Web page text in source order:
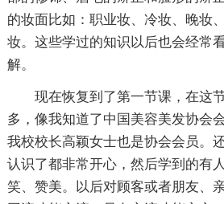
的妆面比如：职业妆、冷妆、晚妆
妆。这些学过的知识以后也会经常
解。
现在恢复到了第一节课，在这节
多，像我知道了中国美容美发协会
我校校长高颖女士也是协会会员。
认识了都非常开心，然后学到的有
笑、赞美。以后对顾客或者朋友、